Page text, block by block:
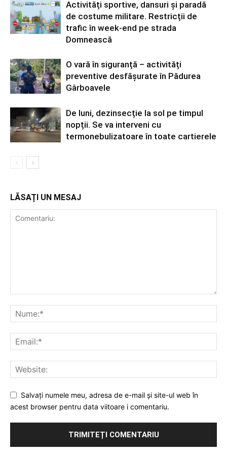
Activități sportive, dansuri și paradă
de costume militare. Restricții de
trafic în week-end pe strada
Domnească
O vară în siguranță – activități
preventive desfășurate în Pădurea
Gârboavele
De luni, dezinsecție la sol pe timpul
nopții. Se va interveni cu
termonebulizatoare în toate cartierele
LĂSAȚI UN MESAJ
Salvați numele meu, adresa de e-mail și site-ul web în
acest browser pentru data viitoare i comentariu.